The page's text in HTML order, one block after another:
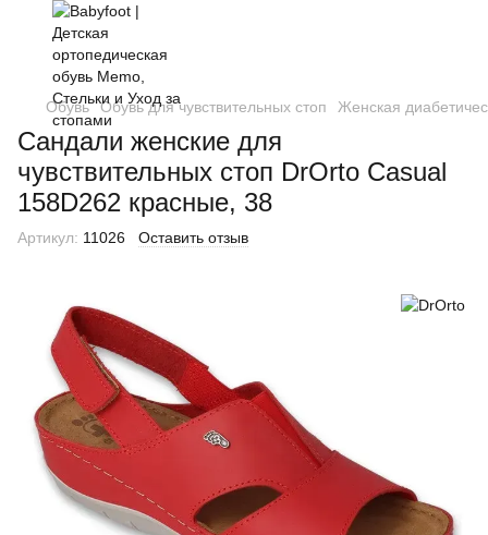
Обувь Обувь для чувствительных стоп Женская
Сандали женские для
чувствительных стоп DrOrto Casual
158D262 красные, 38
Артикул: 11026 Оставить отзыв